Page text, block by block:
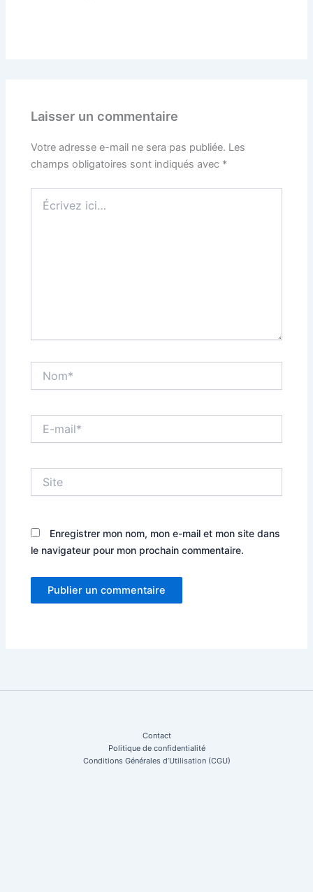
Laisser un commentaire
Votre adresse e-mail ne sera pas publiée. Les
champs obligatoires sont indiqués avec *
ici…
mail*
Enregistrer mon nom, mon e-mail et mon site dans
le navigateur pour mon prochain commentaire.
Contact
Politique de confidentialité
Conditions Générales d’Utilisation (CGU)